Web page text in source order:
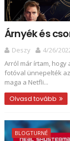
Árnyék és
Deszy
4/26/
Arról már írtam, hogy
fotóval ünnepelték
maga a Netfli...
Olvasd tovább
BLOGTURNÉ